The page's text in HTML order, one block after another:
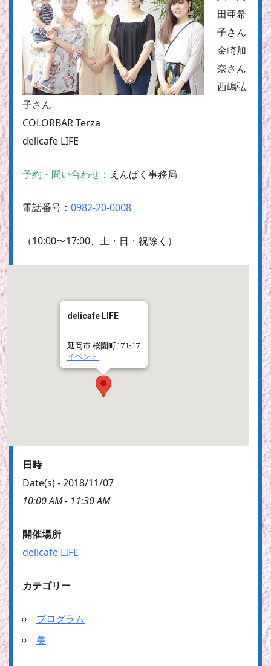
田亜希
子さん
金崎加
奈さん
西嶋弘
子さん
COLORBAR Terza
delicafe LIFE
予約・問い合わせ： えんぱく事務局
電話番号： 0982-20-0008
（10:00〜17:00、土・日・祝除く）
delicafe LIFE
延岡市 桜園町171-17
イベント
日時
Date(s) - 2018/11/07
10:00 AM - 11:30 AM
開催場所
delicafe LIFE
カテゴリー
プログラム
美